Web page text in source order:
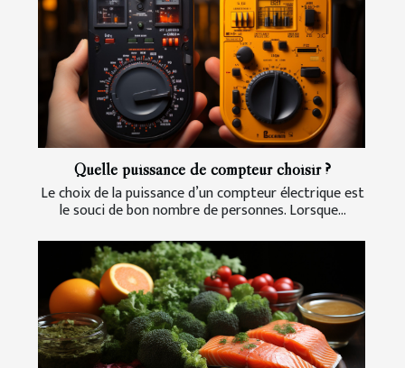
Quelle puissance de compteur choisir ?
Le choix de la puissance d’un compteur électrique est
le souci de bon nombre de personnes. Lorsque...